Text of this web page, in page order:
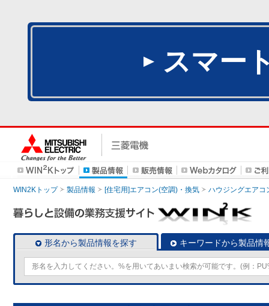
スマー
WIN2Kトップ 製品情報 [住宅用]エアコン(空調)・換気 ハウジングエアコ
形名から製品情報を探す キーワードから製品情